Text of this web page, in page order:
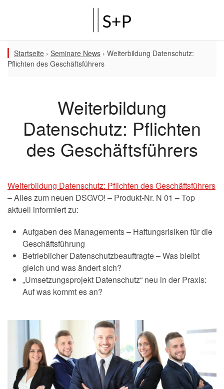
Startseite › Seminare News › Weiterbildung Datenschutz:
Pflichten des Geschäftsführers
Weiterbildung
Datenschutz: Pflichten
des Geschäftsführers
Weiterbildung Datenschutz: Pflichten des Geschäftsführers
– Alles zum neuen DSGVO! – Produkt-Nr. N 01 – Top
aktuell informiert zu:
Aufgaben des Managements – Haftungsrisiken für die
Geschäftsführung
Betrieblicher Datenschutzbeauftragte – Was bleibt
gleich und was ändert sich?
„Umsetzungsprojekt Datenschutz“ neu in der Praxis:
Auf was kommt es an?